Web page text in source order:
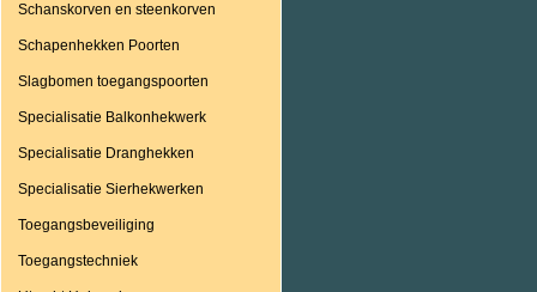
Schanskorven en steenkorven
Schapenhekken Poorten
Slagbomen toegangspoorten
Specialisatie Balkonhekwerk
Specialisatie Dranghekken
Specialisatie Sierhekwerken
Toegangsbeveiliging
Toegangstechniek